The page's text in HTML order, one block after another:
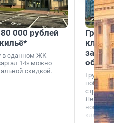
000 рублей
в сданном ЖК
14» можно
скидкой.
Группа